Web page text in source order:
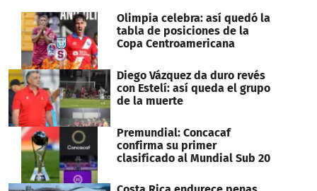
48
seconds
Olimpia celebra: así quedó la
tabla de posiciones de la
Copa Centroamericana
Diego Vázquez da duro revés
con Estelí: así queda el grupo
de la muerte
Premundial: Concacaf
confirma su primer
clasificado al Mundial Sub 20